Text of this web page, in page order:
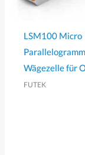
LSM100 Micro
Parallelogramm
Wägezelle für
FUTEK